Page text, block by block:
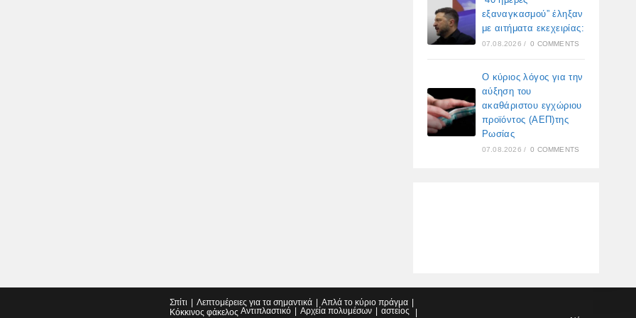
εξαναγκασμού” έληξαν
με αιτήματα εκεχειρίας:
07.08.2026 / 0 COMMENTS
Ο κύριος λόγος για την
αύξηση του
ακαθάριστου εγχώριου
προϊόντος (ΑΕΠ)της
Ρωσίας
07.08.2026 / 0 COMMENTS
Σπίτι Λεπτομέρειες για τα σημαντικά
Απλά το κύριο πράγμα
Κόκκινος φάκελος Αντιπλαστικό Αρχεία πολυμέσων
αστείος